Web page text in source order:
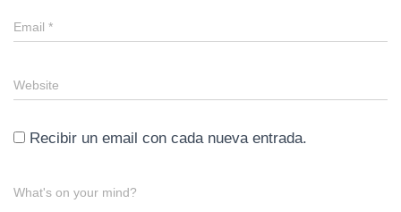
Email *
Website
Recibir un email con cada nueva entrada.
What's on your mind?